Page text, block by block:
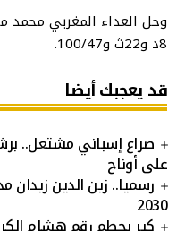
وحل العداء المغربي
8د و22ث و100/47.
قد يعجبك أيضا
صراع إسباني مشتعل..
على أوناح
رسميا.. زين الدين زيدان
2030